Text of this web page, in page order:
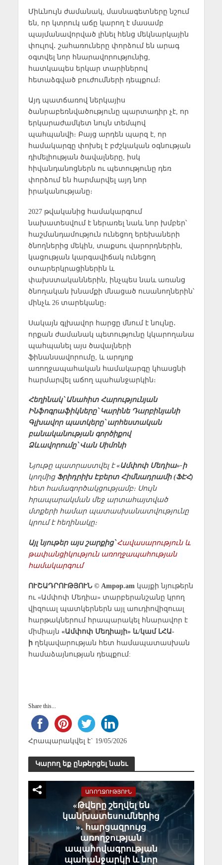
Միևնույն ժամանակ, մասնագետները նշում
են, որ կտրուկ աճը կարող է մասամբ
պայմանավորված լինել հենց մեկնարկային
փուլով․ շահառուները փորձում են արագ
օգտվել նոր հնարավորությունից,
հատկապես երկար տարիներով
հետաձգված բուժումների դեպքում։
Այդ պատճառով ներկայիս
ծանրաբեռնվածությունը պարտադիր չէ, որ
երկարաժամկետ նույն տեմպով
պահպանվի։ Բայց արդեն պարզ է, որ
համակարգը փոխել է բժշկական օգնության
դիմելիության ծավալները, իսկ
հիվանդանոցներն ու պետությունը դեռ
փորձում են հարմարվել այդ նոր
իրականությանը։
2027 թվականից համակարգում
նախատեսվում է ներառել նաև նոր խմբեր՝
հաշմանդամություն ունեցող երեխաների
ծնողներից մեկին, տաքսու վարորդներին,
կացության կարգավիճակ ունեցող
օտարերկրացիներին և
փախստականներին, ինչպես նաև առանց
ծնողական խնամքի մնացած ուսանողներին՝
մինչև 26 տարեկանը։
Սակայն գլխավոր հարցը մնում է նույնը․
որքան ժամանակ պետությունը կկարողանա
պահպանել այս ծավալների
ֆինանսավորումը, և արդյոք
առողջապահական համակարգը կհասցնի
հարմարվել աճող պահանջարկին։
Հեղինակ՝ Անահիտ Հարությունյան
Ինֆոգրաֆիկները՝ Կարինե Դարբինյանի
Գլխավոր պատկերը՝ արհեստական
բանականության գործիքով
Ձևավորումը՝ Վան Սիմոնի
Նյութը պատրաստվել է«Ամփոփ Մեդիա»-ի
կողմից Ֆրիդրիխ Էբերտ Հիմնադրամի (ՖԷՀ)
հետ համագործակցությամբ։ Սույն
հրապարակման մեջ արտահայտված
մտքերի համար պատասխանատվությունը
կրում է հեղինակը։
Այլ նյութեր այս շարքից՝ Հավասարություն և
թափանցիկություն առողջապահության
համակարգում
ՈՒՇԱԴՐՈՒԹՅՈՒՆ © Ampop.am կայքի նյութերն
ու «Ամփոփ Մեդիա» տարբերանշանը կրող
վիզուալ պատկերներն այլ աուդիովիզուալ
հարթակներում հրապարակել հնարավոր է
միմիայն «Ամփոփ Մեդիայի» և/կամ ԼՀԱ-
իղեկավարության հետ համապատասխան
համաձայնության դեպքում:
Share this...
Հրապարակվել է` 19/05/2026
Կարող եք ընթերցել նաեւ
ԱՌՈՂՋՈՒԹՅՈՒՆ
«Թվերը շեղվել են
կանխատեսումներից
»․ հարցազրույց
առողջության
ապահովագրության
պահանջարկի և նոր